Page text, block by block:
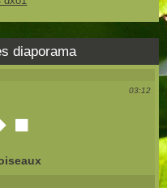
diaporama
03:12